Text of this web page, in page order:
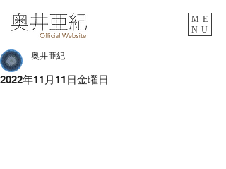
ME
NU
2022年11月11日金曜日
奥井亜紀